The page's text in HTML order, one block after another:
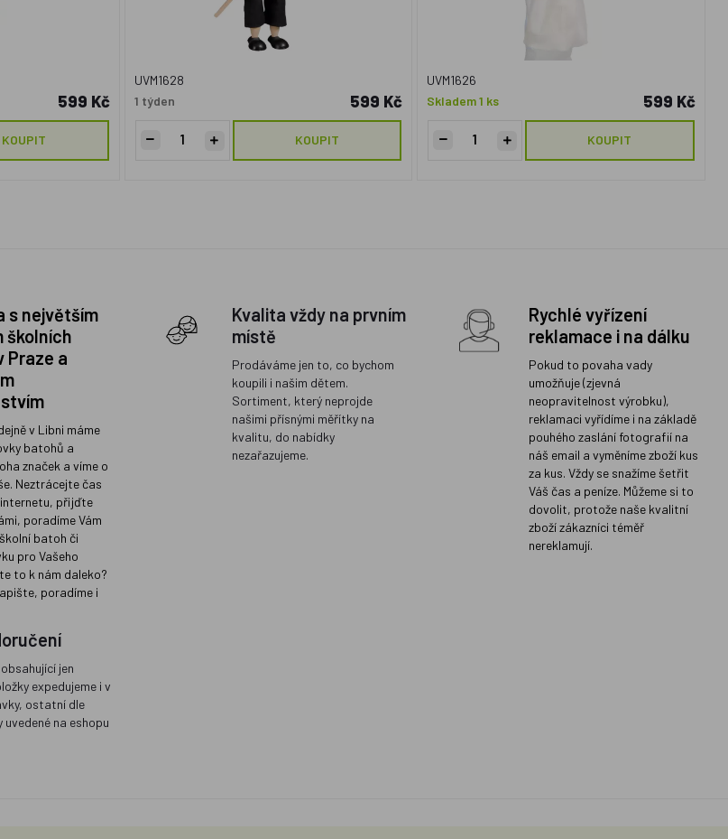
599 Kč
KOUPIT
UVM1628
1 týden
599 Kč
KOUPIT
UVM1626
Skladem 1 ks
599 Kč
KOUPIT
s největším
školních
Praze a
v Libni máme
batohů a
značek a víme o
Neztrácejte čas
přijďte
poradíme Vám
batoh či
pro Vašeho
to k nám daleko?
poradíme i
Kvalita vždy na prvním
místě
Prodáváme jen to, co bychom
koupili i našim dětem.
Sortiment, který neprojde
našimi přísnými měřítky na
kvalitu, do nabídky
nezařazujeme.
Rychlé vyřízení
reklamace i na dálku
Pokud to povaha vady
umožňuje (zjevná
neopravitelnost výrobku),
reklamaci vyřídíme i na základě
pouhého zaslání fotografií na
náš email a vyměníme zboží kus
za kus. Vždy se snažíme šetřit
Váš čas a peníze. Můžeme si to
dovolit, protože naše kvalitní
zboží zákazníci téměř
nereklamují.
jen
expedujeme i v
ostatní dle
na eshopu